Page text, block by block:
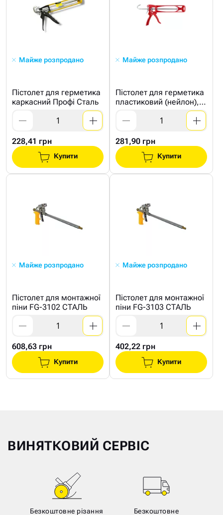
Майже розпродано
Пістолет для герметика
каркасний Профі Сталь
228,41 грн
Купити
Майже розпродано
Пістолет для герметика
пластиковий (нейлон),
281,90 грн
Купити
Майже розпродано
Пістолет для монтажної
піни FG-3102 СТАЛЬ
608,63 грн
Купити
Майже розпродано
Пістолет для монтажної
піни FG-3103 СТАЛЬ
402,22 грн
Купити
ВИНЯТКОВИЙ СЕРВІС
Безкоштовне різання Безкоштовне